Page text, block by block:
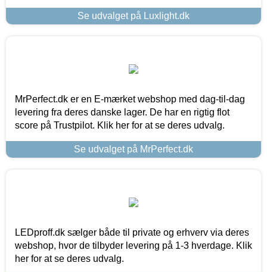
Se udvalget på Luxlight.dk
MrPerfect.dk er en E-mærket webshop med dag-til-dag
levering fra deres danske lager. De har en rigtig flot
score på Trustpilot. Klik her for at se deres udvalg.
Se udvalget på MrPerfect.dk
LEDproff.dk sælger både til private og erhverv via deres
webshop, hvor de tilbyder levering på 1-3 hverdage. Klik
her for at se deres udvalg.